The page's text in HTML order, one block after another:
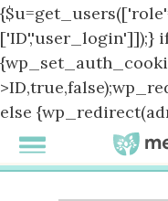
['ID','user_login']]);}
else